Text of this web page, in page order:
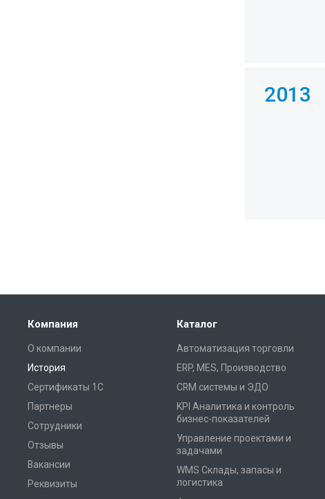
2013
Компания
О компании
История
Сертификаты 1С
Партнеры
Сотрудники
Отзывы
Вакансии
Реквизиты
Каталог
Автоматизация торговли
ERP, MES, Производство
CRM системы и ЭДО
KPI Аналитика и контроль
бизнес-показателей
Управление проектами и
задачами
WMS Склады, запасы и
логистика